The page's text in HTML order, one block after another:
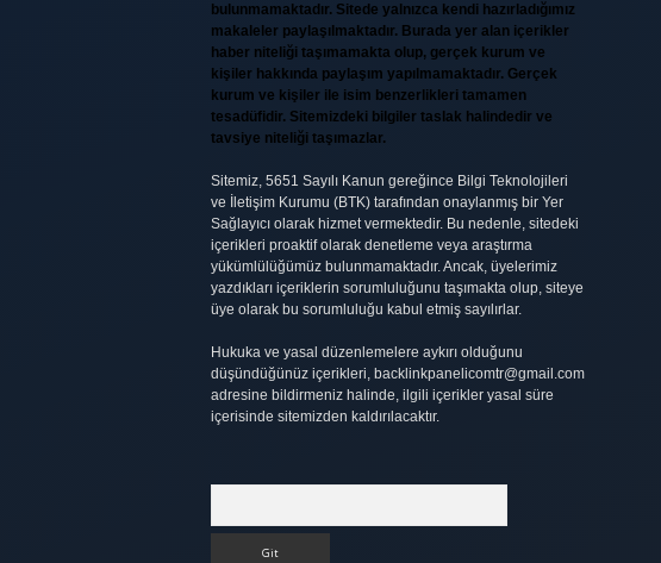
bulunmamaktadır. Sitede yalnızca kendi hazırladığımız
makaleler paylaşılmaktadır. Burada yer alan içerikler
haber niteliği taşımamakta olup, gerçek kurum ve
kişiler hakkında paylaşım yapılmamaktadır. Gerçek
kurum ve kişiler ile isim benzerlikleri tamamen
tesadüfidir. Sitemizdeki bilgiler taslak halindedir ve
tavsiye niteliği taşımazlar.
Sitemiz, 5651 Sayılı Kanun gereğince Bilgi Teknolojileri
ve İletişim Kurumu (BTK) tarafından onaylanmış bir Yer
Sağlayıcı olarak hizmet vermektedir. Bu nedenle, sitedeki
içerikleri proaktif olarak denetleme veya araştırma
yükümlülüğümüz bulunmamaktadır. Ancak, üyelerimiz
yazdıkları içeriklerin sorumluluğunu taşımakta olup, siteye
üye olarak bu sorumluluğu kabul etmiş sayılırlar.
Hukuka ve yasal düzenlemelere aykırı olduğunu
düşündüğünüz içerikleri, backlinkpanelicomtr@gmail.com
adresine bildirmeniz halinde, ilgili içerikler yasal süre
içerisinde sitemizden kaldırılacaktır.